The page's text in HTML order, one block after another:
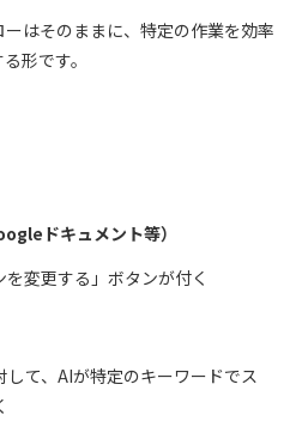
はそのままに、特定の作業を効率
形です。
ドキュメント等）
を変更する」ボタンが付く
て、AIが特定のキーワードでス